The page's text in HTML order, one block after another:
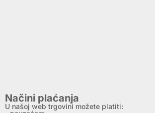
Načini plaćanja
U našoj web trgovini možete platiti: